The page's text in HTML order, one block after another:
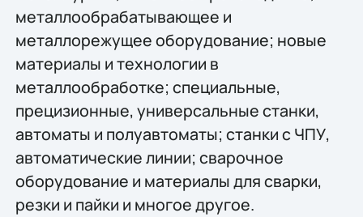
металлообрабатывающее и
металлорежущее оборудование; новые
материалы и технологии в
металлообработке; специальные,
прецизионные, универсальные станки,
автоматы и полуавтоматы; станки с ЧПУ,
автоматические линии; сварочное
оборудование и материалы для сварки,
резки и пайки и многое другое.